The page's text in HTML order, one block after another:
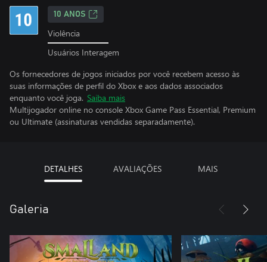
10 ANOS
Violência
Usuários Interagem
Os fornecedores de jogos iniciados por você recebem acesso às
suas informações de perfil do Xbox e aos dados associados
enquanto você joga. Saiba mais
Multijogador online no console Xbox Game Pass Essential, Premium
ou Ultimate (assinaturas vendidas separadamente).
DETALHES AVALIAÇÕES MAIS
Galeria